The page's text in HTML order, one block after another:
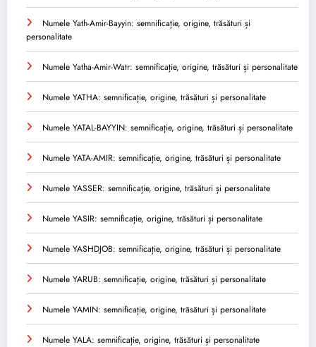
Numele Yath-Amir-Bayyin: semnificație, origine, trăsături și
personalitate
Numele Yatha-Amir-Watr: semnificație, origine, trăsături și personalitate
Numele YATHA: semnificație, origine, trăsături și personalitate
Numele YATAL-BAYYIN: semnificație, origine, trăsături și personalitate
Numele YATA-AMIR: semnificație, origine, trăsături și personalitate
Numele YASSER: semnificație, origine, trăsături și personalitate
Numele YASIR: semnificație, origine, trăsături și personalitate
Numele YASHDJOB: semnificație, origine, trăsături și personalitate
Numele YARUB: semnificație, origine, trăsături și personalitate
Numele YAMIN: semnificație, origine, trăsături și personalitate
Numele YALA: semnificație, origine, trăsături și personalitate